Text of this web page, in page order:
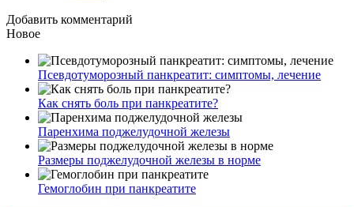
Добавить комментарий
Новое
Псевдотуморозный панкреатит: симптомы, лечение
Как снять боль при панкреатите?
Паренхима поджелудочной железы
Размеры поджелудочной железы в норме
Гемоглобин при панкреатите